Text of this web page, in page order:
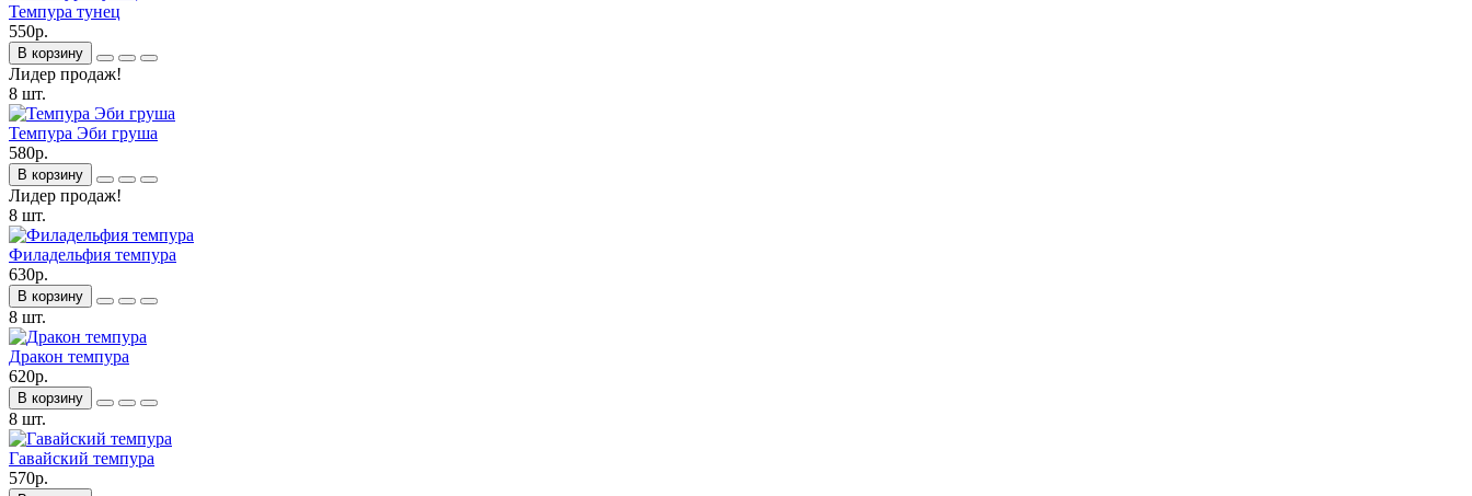
Темпура тунец
550р.
В корзину
Лидер продаж!
8 шт.
Темпура Эби груша
580р.
В корзину
Лидер продаж!
8 шт.
Филадельфия темпура
630р.
В корзину
8 шт.
Дракон темпура
620р.
В корзину
8 шт.
Гавайский темпура
570р.